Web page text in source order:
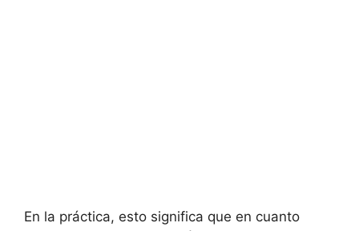
En la práctica, esto significa que en cuanto